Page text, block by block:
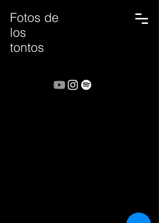
Fotos de
los
tontos